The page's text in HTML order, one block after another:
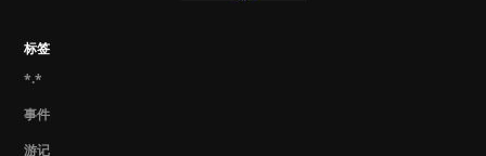
标签
*.*
事件
游记